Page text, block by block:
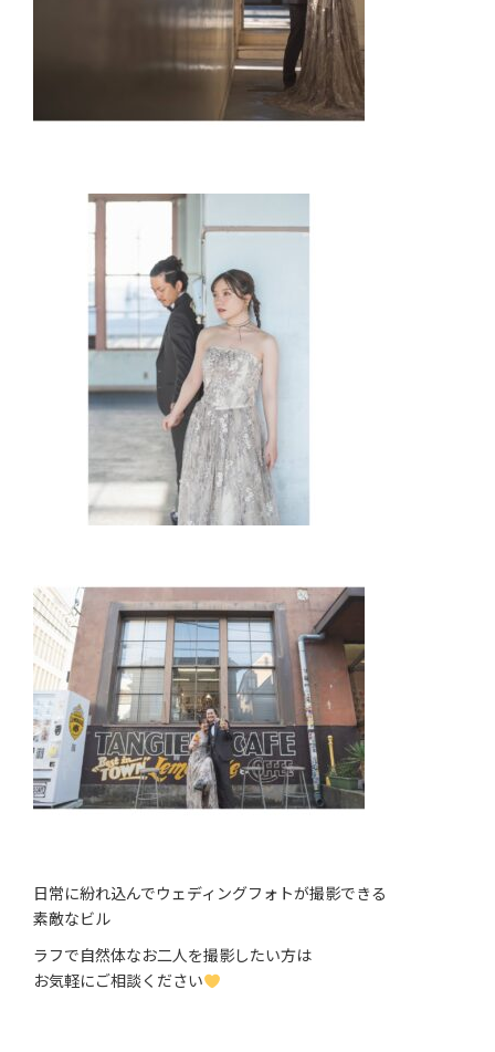
日常に紛れ込んでウェディングフォトが撮影できる
素敵なビル
ラフで自然体なお二人を撮影したい方は
お気軽にご相談ください